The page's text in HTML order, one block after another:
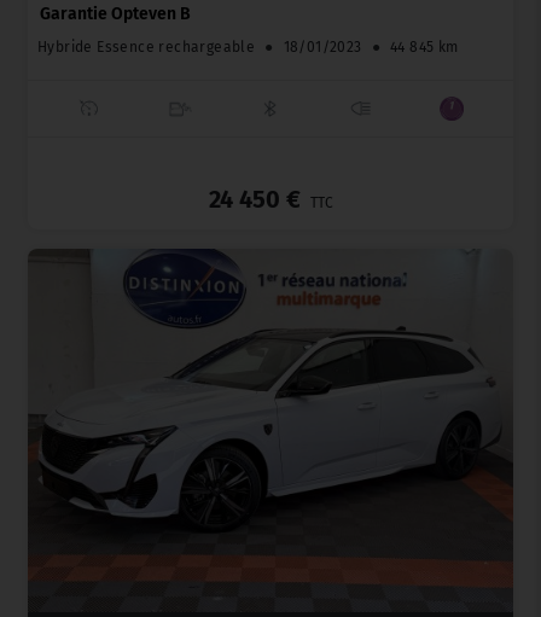
Garantie Opteven B
Hybride Essence rechargeable ● 18/01/2023 ● 44 845 km
24 450 € TTC